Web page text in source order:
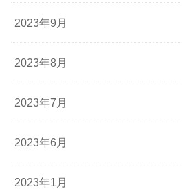
2023年9月
2023年8月
2023年7月
2023年6月
2023年1月